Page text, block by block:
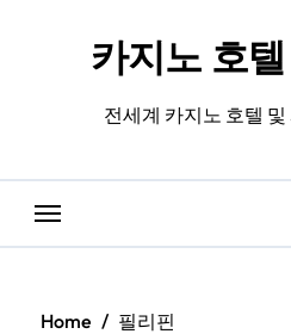
카지노 호
전세계 카지노 호텔
Home
필리핀